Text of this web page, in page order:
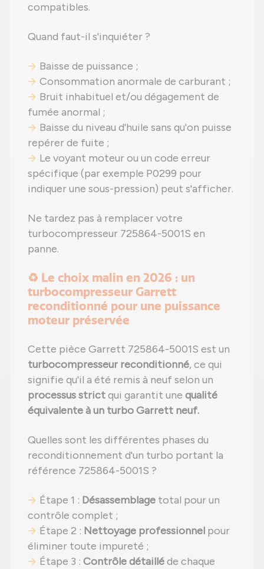
compatibles.
Quand faut-il s'inquiéter ?
Baisse de puissance ;
Consommation anormale de carburant ;
Bruit inhabituel et/ou dégagement de
fumée anormal ;
Baisse du niveau d'huile sans qu'on puisse
repérer de fuite ;
Le voyant moteur ou un code erreur
spécifique (par exemple P0299 pour
indiquer une sous-pression) peut s'afficher.
Ne tardez pas à remplacer votre
turbocompresseur 725864-5001S en
panne.
♻️ Le choix malin en 2026 : un
turbocompresseur Garrett
reconditionné pour une puissance
moteur préservée
Cette pièce Garrett 725864-5001S est un
turbocompresseur reconditionné, ce qui
signifie qu'il a été remis à neuf selon un
processus strictqui garantit une qualité
équivalente à un turbo Garrett neuf.
Quelles sont les différentes phases du
reconditionnement d'un turbo portant la
référence 725864-5001S ?
Étape 1 : Désassemblage total pour un
contrôle complet ;
Étape 2 : Nettoyage professionnel pour
éliminer toute impureté ;
Étape 3 : Contrôle détailléde chaque